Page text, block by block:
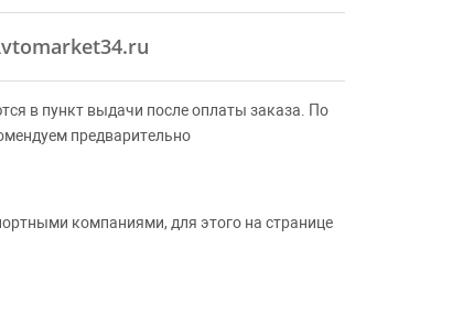
в пункт выдачи после оплаты заказа. По
предварительно
компаниями, для этого на странице